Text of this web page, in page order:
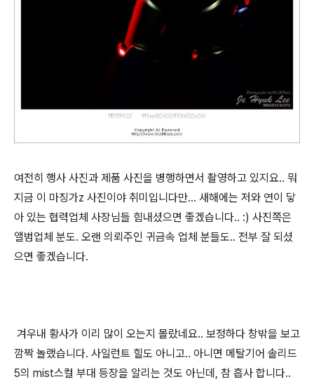
여전히 행사 사진과 제품 사진을 병행하면서 촬영하고 있지요.. 뭐
지금 이 마징가z 사진이야 취미입니다만... 새해에는 저와 연이 닿
아 있는 협력업체 사장님들 힘내셨으면 좋겠습니다.. :) 사진쪽은
앨범업체 분도. 오랜 의뢰주인 귀금속 업체 분들도.. 전부 잘 되셨
으면 좋겠습니다.
겨우내 황사가 이리 많이 오는지 몰랐네요.. 보정하다 창밖을 보고
깜짝 놀랬습니다. 사일런트 힐도 아니고.. 아니면 메탈기어 솔리드
5의 mist스컬 부대 등장을 알리는 것도 아닌데, 참 흡사 합니다..